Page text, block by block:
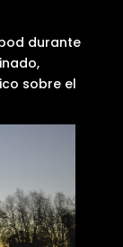
durante
sobre el